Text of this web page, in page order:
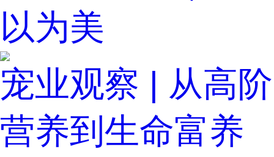
以为美
宠业观察 | 从高阶
营养到生命富养